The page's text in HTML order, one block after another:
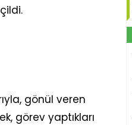
gönül veren
görev yaptıkları